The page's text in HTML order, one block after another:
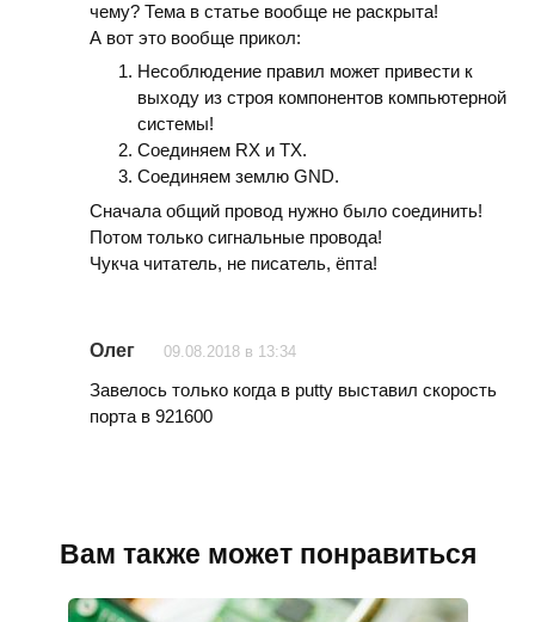
чему? Тема в статье вообще не раскрыта!
А вот это вообще прикол:
Несоблюдение правил может привести к
выходу из строя компонентов компьютерной
системы!
Соединяем RX и TX.
Соединяем землю GND.
Сначала общий провод нужно было соединить!
Потом только сигнальные провода!
Чукча читатель, не писатель, ёпта!
Олег 09.08.2018 в 13:34
Завелось только когда в putty выставил скорость
порта в 921600
Вам также может понравиться